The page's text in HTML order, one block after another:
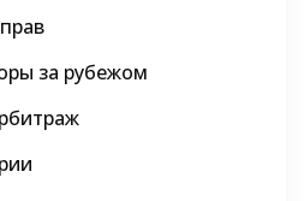
за рубежом